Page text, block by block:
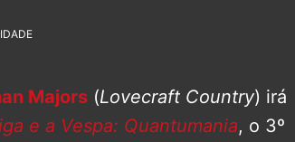
Majors (Lovecraft Country) irá
e a Vespa: Quantumania, o 3º